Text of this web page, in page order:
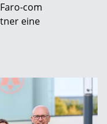
com
eine